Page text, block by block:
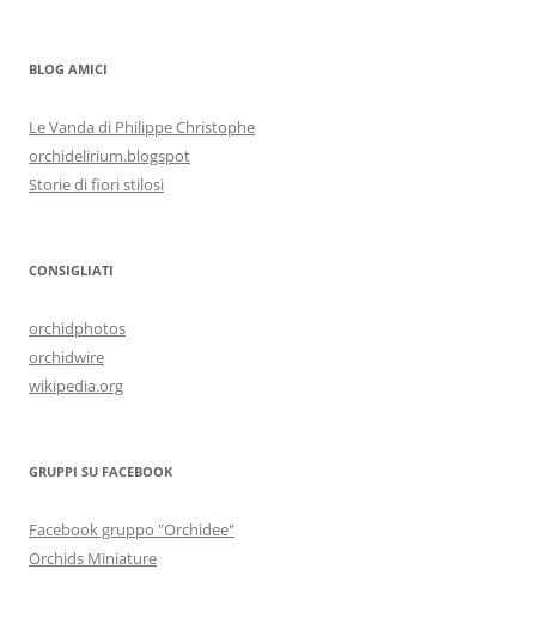
BLOG AMICI
Le Vanda di Philippe Christophe
orchidelirium.blogspot
Storie di fiori stilosi
CONSIGLIATI
orchidphotos
orchidwire
wikipedia.org
GRUPPI SU FACEBOOK
Facebook gruppo "Orchidee"
Orchids Miniature